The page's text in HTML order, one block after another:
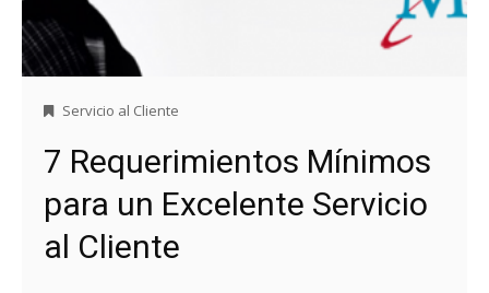
Servicio al Cliente
7 Requerimientos Mínimos
para un Excelente Servicio
al Cliente